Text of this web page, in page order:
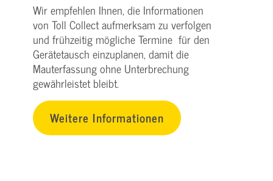
Wir empfehlen Ihnen, die Informationen
von Toll Collect aufmerksam zu verfolgen
und frühzeitig mögliche Termine für den
Gerätetausch einzuplanen, damit die
Mauterfassung ohne Unterbrechung
gewährleistet bleibt.
Weitere Informationen